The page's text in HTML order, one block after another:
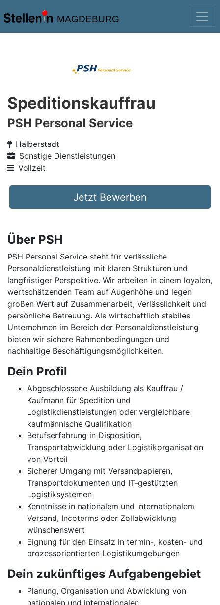
MAGDEBURG
Speditionskauffrau
PSH Personal Service
Halberstadt
Sonstige Dienstleistungen
Vollzeit
Jetzt Bewerben
Über PSH
PSH Personal Service steht für verlässliche
Personaldienstleistung mit klaren Strukturen und
langfristiger Perspektive. Wir arbeiten in einem loyalen,
wertschätzenden Team auf Augenhöhe und legen
großen Wert auf Zusammenarbeit, Verlässlichkeit und
persönliche Betreuung. Als wirtschaftlich stabiles
Unternehmen im Bereich der Personaldienstleistung
bieten wir sichere Rahmenbedingungen und
nachhaltige Beschäftigungsmöglichkeiten.
Dein Profil
Abgeschlossene Ausbildung als Kauffrau /
Kaufmann für Spedition und
Logistikdienstleistungen oder vergleichbare
kaufmännische Qualifikation
Berufserfahrung in Disposition,
Transportabwicklung oder Logistikorganisation
von Vorteil
Sicherer Umgang mit Versandpapieren,
Transportdokumenten und IT-gestützten
Logistiksystemen
Kenntnisse in nationalem und internationalem
Versand, Incoterms oder Zollabwicklung
wünschenswert
Eignung für den Einsatz in termin-, kosten- und
prozessorientierten Logistikumgebungen
Dein zukünftiges Aufgabengebiet
Planung, Organisation und Abwicklung von
nationalen und internationalen